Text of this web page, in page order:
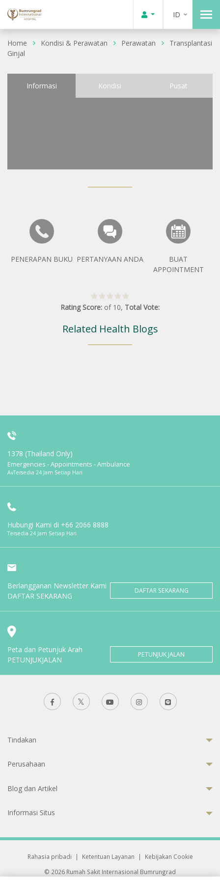
ID
Home Kondisi & Perawatan Perawatan
Transplantasi
Ginjal
Informasi Kondisi Pusat
PENERAPAN BUKU PERTANYAAN ANDA
BUAT
APPOINTMENT
Rating Score: of 10, Total Vote:
Related Health Blogs
1378 (Thailand Only)
Emergencies - Appointments - Ambulance
AvTersedia 24 Jam Setiap Hari
Hubungi Kami di +66 2066 8888
Tersedia 24 Jam Setiap Hari
Berlangganan Newsletter Kami
DAFTAR SEKARANG
DAFTAR SEKARANG
Peta dan Petunjuk Arah
PETUNJUKJALAN
PETUNJUK JALAN
Tindakan
Perusahaan
Blog dan Artikel
Informasi Situs
Rahasia pribadi | Ketentuan Layanan |
Kebijakan Cookie
© 2026 Rumah Sakit Internasional Bumrungrad